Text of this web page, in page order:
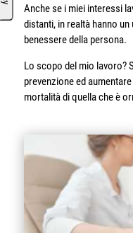
Anche se i miei interessi
distanti, in realtà hanno
benessere della persona.
Lo scopo del mio lavoro?
prevenzione ed
mortalità di quella che è